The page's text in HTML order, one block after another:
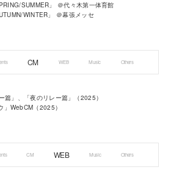
SUMMER」 ＠代々木第一体育館
WINTER」 ＠幕張メッセ
CM WEB Music Others
篇」、「夜のリレー篇」（2025）
」WebCM（2025）
CM WEB Music Others